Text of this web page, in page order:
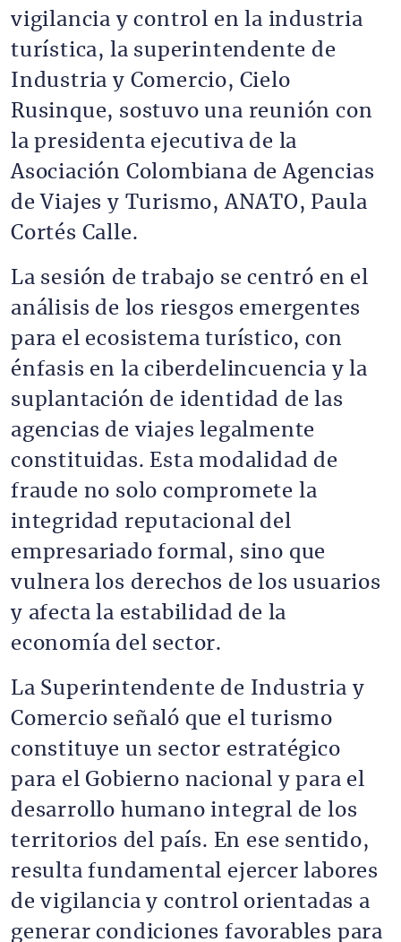
vigilancia y control en la industria
turística, la superintendente de
Industria y Comercio, Cielo
Rusinque, sostuvo una reunión con
la presidenta ejecutiva de la
Asociación Colombiana de Agencias
de Viajes y Turismo, ANATO, Paula
Cortés Calle.
La sesión de trabajo se centró en el
análisis de los riesgos emergentes
para el ecosistema turístico, con
énfasis en la ciberdelincuencia y la
suplantación de identidad de las
agencias de viajes legalmente
constituidas. Esta modalidad de
fraude no solo compromete la
integridad reputacional del
empresariado formal, sino que
vulnera los derechos de los usuarios
y afecta la estabilidad de la
economía del sector.
La Superintendente de Industria y
Comercio señaló que el turismo
constituye un sector estratégico
para el Gobierno nacional y para el
desarrollo humano integral de los
territorios del país. En ese sentido,
resulta fundamental ejercer labores
de vigilancia y control orientadas a
generar condiciones favorables para